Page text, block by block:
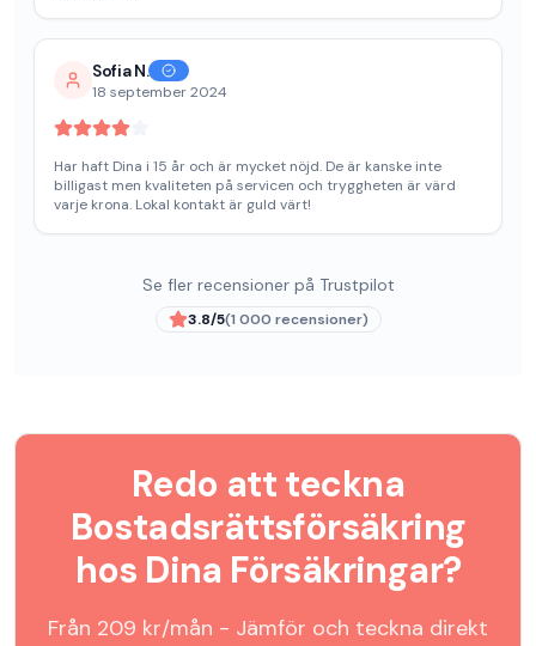
Sofia N.
18 september 2024
Har haft Dina i 15 år och är mycket nöjd. De är kanske inte
billigast men kvaliteten på servicen och tryggheten är värd
varje krona. Lokal kontakt är guld värt!
Se fler recensioner på Trustpilot
3.8/5(1 000 recensioner)
Redo att teckna
Bostadsrättsförsäkring
hos Dina Försäkringar?
Från 209 kr/mån - Jämför och teckna direkt